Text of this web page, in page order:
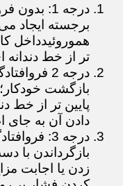
درجه 1:
برجسته ایجاد
هموروئیدداخل
تر از خط دندانه
درجه 2
بازگشت
پایین تر از خط
دادن آن به جای
درجه 3:
بازگرداندن با
زدن یا اجابت